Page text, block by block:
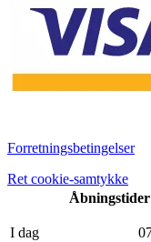
Forretningsbetingelser
Ret cookie-samtykke
Åbningstider
I dag 0